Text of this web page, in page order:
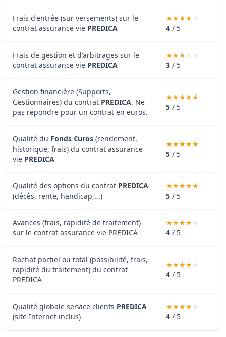
Frais d'entrée (sur versements) sur le
contrat assurance vie PREDICA 4 / 5
Frais de gestion et d'arbitrages sur le
contrat assurance vie PREDICA 3 / 5
Gestion financière (Supports,
Gestionnaires) du contrat PREDICA. Ne
pas répondre pour un contrat en euros.
5 / 5
Qualité du Fonds €uros (rendement,
historique, frais) du contrat assurance
vie PREDICA
5 / 5
Qualité des options du contrat PREDICA
(décès, rente, handicap,...)
5 / 5
Avances (frais, rapidité de traitement)
sur le contrat assurance vie PREDICA
4 / 5
Rachat partiel ou total (possibilité, frais,
rapidité du traitement) du contrat
PREDICA
4 / 5
Qualité globale service clients PREDICA
(site Internet inclus)
4 / 5